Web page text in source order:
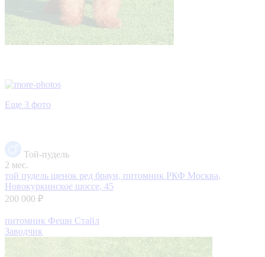
Еще 3 фото
Той-пудель
2 мес.
той пудель щенок ред браун, питомник РКФ Москва,
Новокуркинское шоссе, 45
200 000 ₽
питомник Фешн Стайл
Заводчик